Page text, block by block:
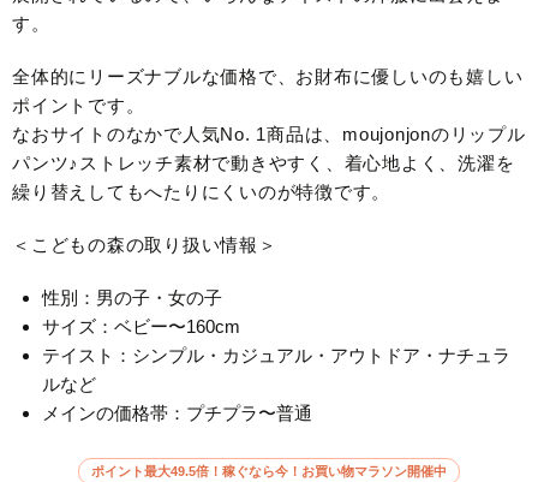
す。
全体的にリーズナブルな価格で、お財布に優しいのも嬉しい
ポイントです。
なおサイトのなかで人気No. 1商品は、moujonjonのリップル
パンツ♪ストレッチ素材で動きやすく、着心地よく、洗濯を
繰り替えしてもへたりにくいのが特徴です。
＜こどもの森の取り扱い情報＞
性別：男の子・女の子
サイズ：ベビー〜160cm
テイスト：シンプル・カジュアル・アウトドア・ナチュラ
ルなど
メインの価格帯：プチプラ〜普通
ポイント最大49.5倍！稼ぐなら今！お買い物マラソン開催中